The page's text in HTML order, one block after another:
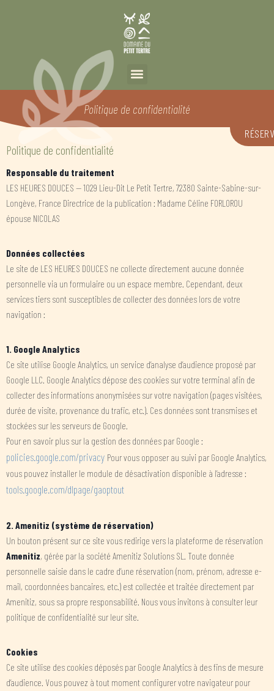
Politique de confidentialité
Politique de confidentialité
Responsable du traitement
LES HEURES DOUCES — 1029 Lieu-Dit Le Petit Tertre, 72380 Sainte-Sabine-sur-
Longève, France Directrice de la publication : Madame Céline FORLOROU
épouse NICOLAS
Données collectées
Le site de LES HEURES DOUCES ne collecte directement aucune donnée
personnelle via un formulaire ou un espace membre. Cependant, deux
services tiers sont susceptibles de collecter des données lors de votre
navigation :
1. Google Analytics
Ce site utilise Google Analytics, un service d’analyse d’audience proposé par
Google LLC. Google Analytics dépose des cookies sur votre terminal afin de
collecter des informations anonymisées sur votre navigation (pages visitées,
durée de visite, provenance du trafic, etc.). Ces données sont transmises et
stockées sur les serveurs de Google.
Pour en savoir plus sur la gestion des données par Google :
policies.google.com/privacy Pour vous opposer au suivi par Google Analytics,
vous pouvez installer le module de désactivation disponible à l’adresse :
tools.google.com/dlpage/gaoptout
2. Amenitiz (système de réservation)
Un bouton présent sur ce site vous redirige vers la plateforme de réservation
Amenitiz, gérée par la société Amenitiz Solutions SL. Toute donnée
personnelle saisie dans le cadre d’une réservation (nom, prénom, adresse e-
mail, coordonnées bancaires, etc.) est collectée et traitée directement par
Amenitiz, sous sa propre responsabilité. Nous vous invitons à consulter leur
politique de confidentialité sur leur site.
Cookies
Ce site utilise des cookies déposés par Google Analytics à des fins de mesure
d’audience. Vous pouvez à tout moment configurer votre navigateur pour